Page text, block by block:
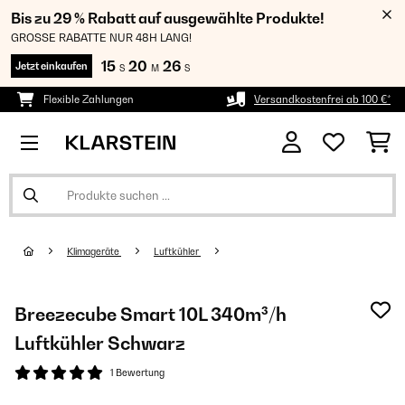
Bis zu 29 % Rabatt auf ausgewählte Produkte!
GROSSE RABATTE NUR 48H LANG!
Jetzt einkaufen 15 S 20 M 25 S
Flexible Zahlungen Versandkostenfrei ab 100 €*
Klimageräte Luftkühler
Breezecube Smart 10L 340m³/h
Luftkühler Schwarz
1 Bewertung